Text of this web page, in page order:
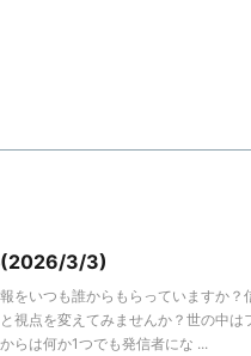
(2026/3/3)
をいつも誰からもらっていますか？
視点を変えてみませんか？世の中は
らは何か1つでも発信者にな ...